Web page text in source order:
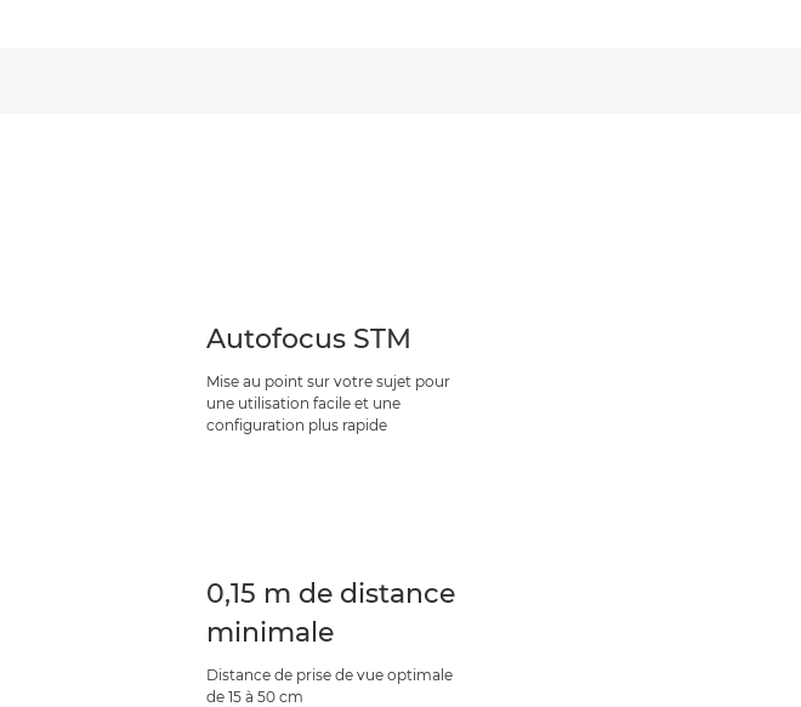
Autofocus STM
Mise au point sur votre sujet pour
une utilisation facile et une
configuration plus rapide
0,15 m de distance
minimale
Distance de prise de vue optimale
de 15 à 50 cm